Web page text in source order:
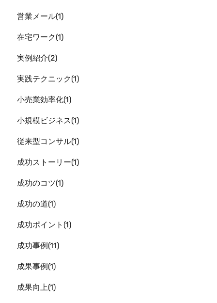
営業メール 1
在宅ワーク 1
実例紹介 2
実践テクニック 1
小売業効率化 1
小規模ビジネス 1
従来型コンサル 1
成功ストーリー 1
成功のコツ 1
成功の道 1
成功ポイント 1
成功事例 11
成果事例 1
成果向上 1